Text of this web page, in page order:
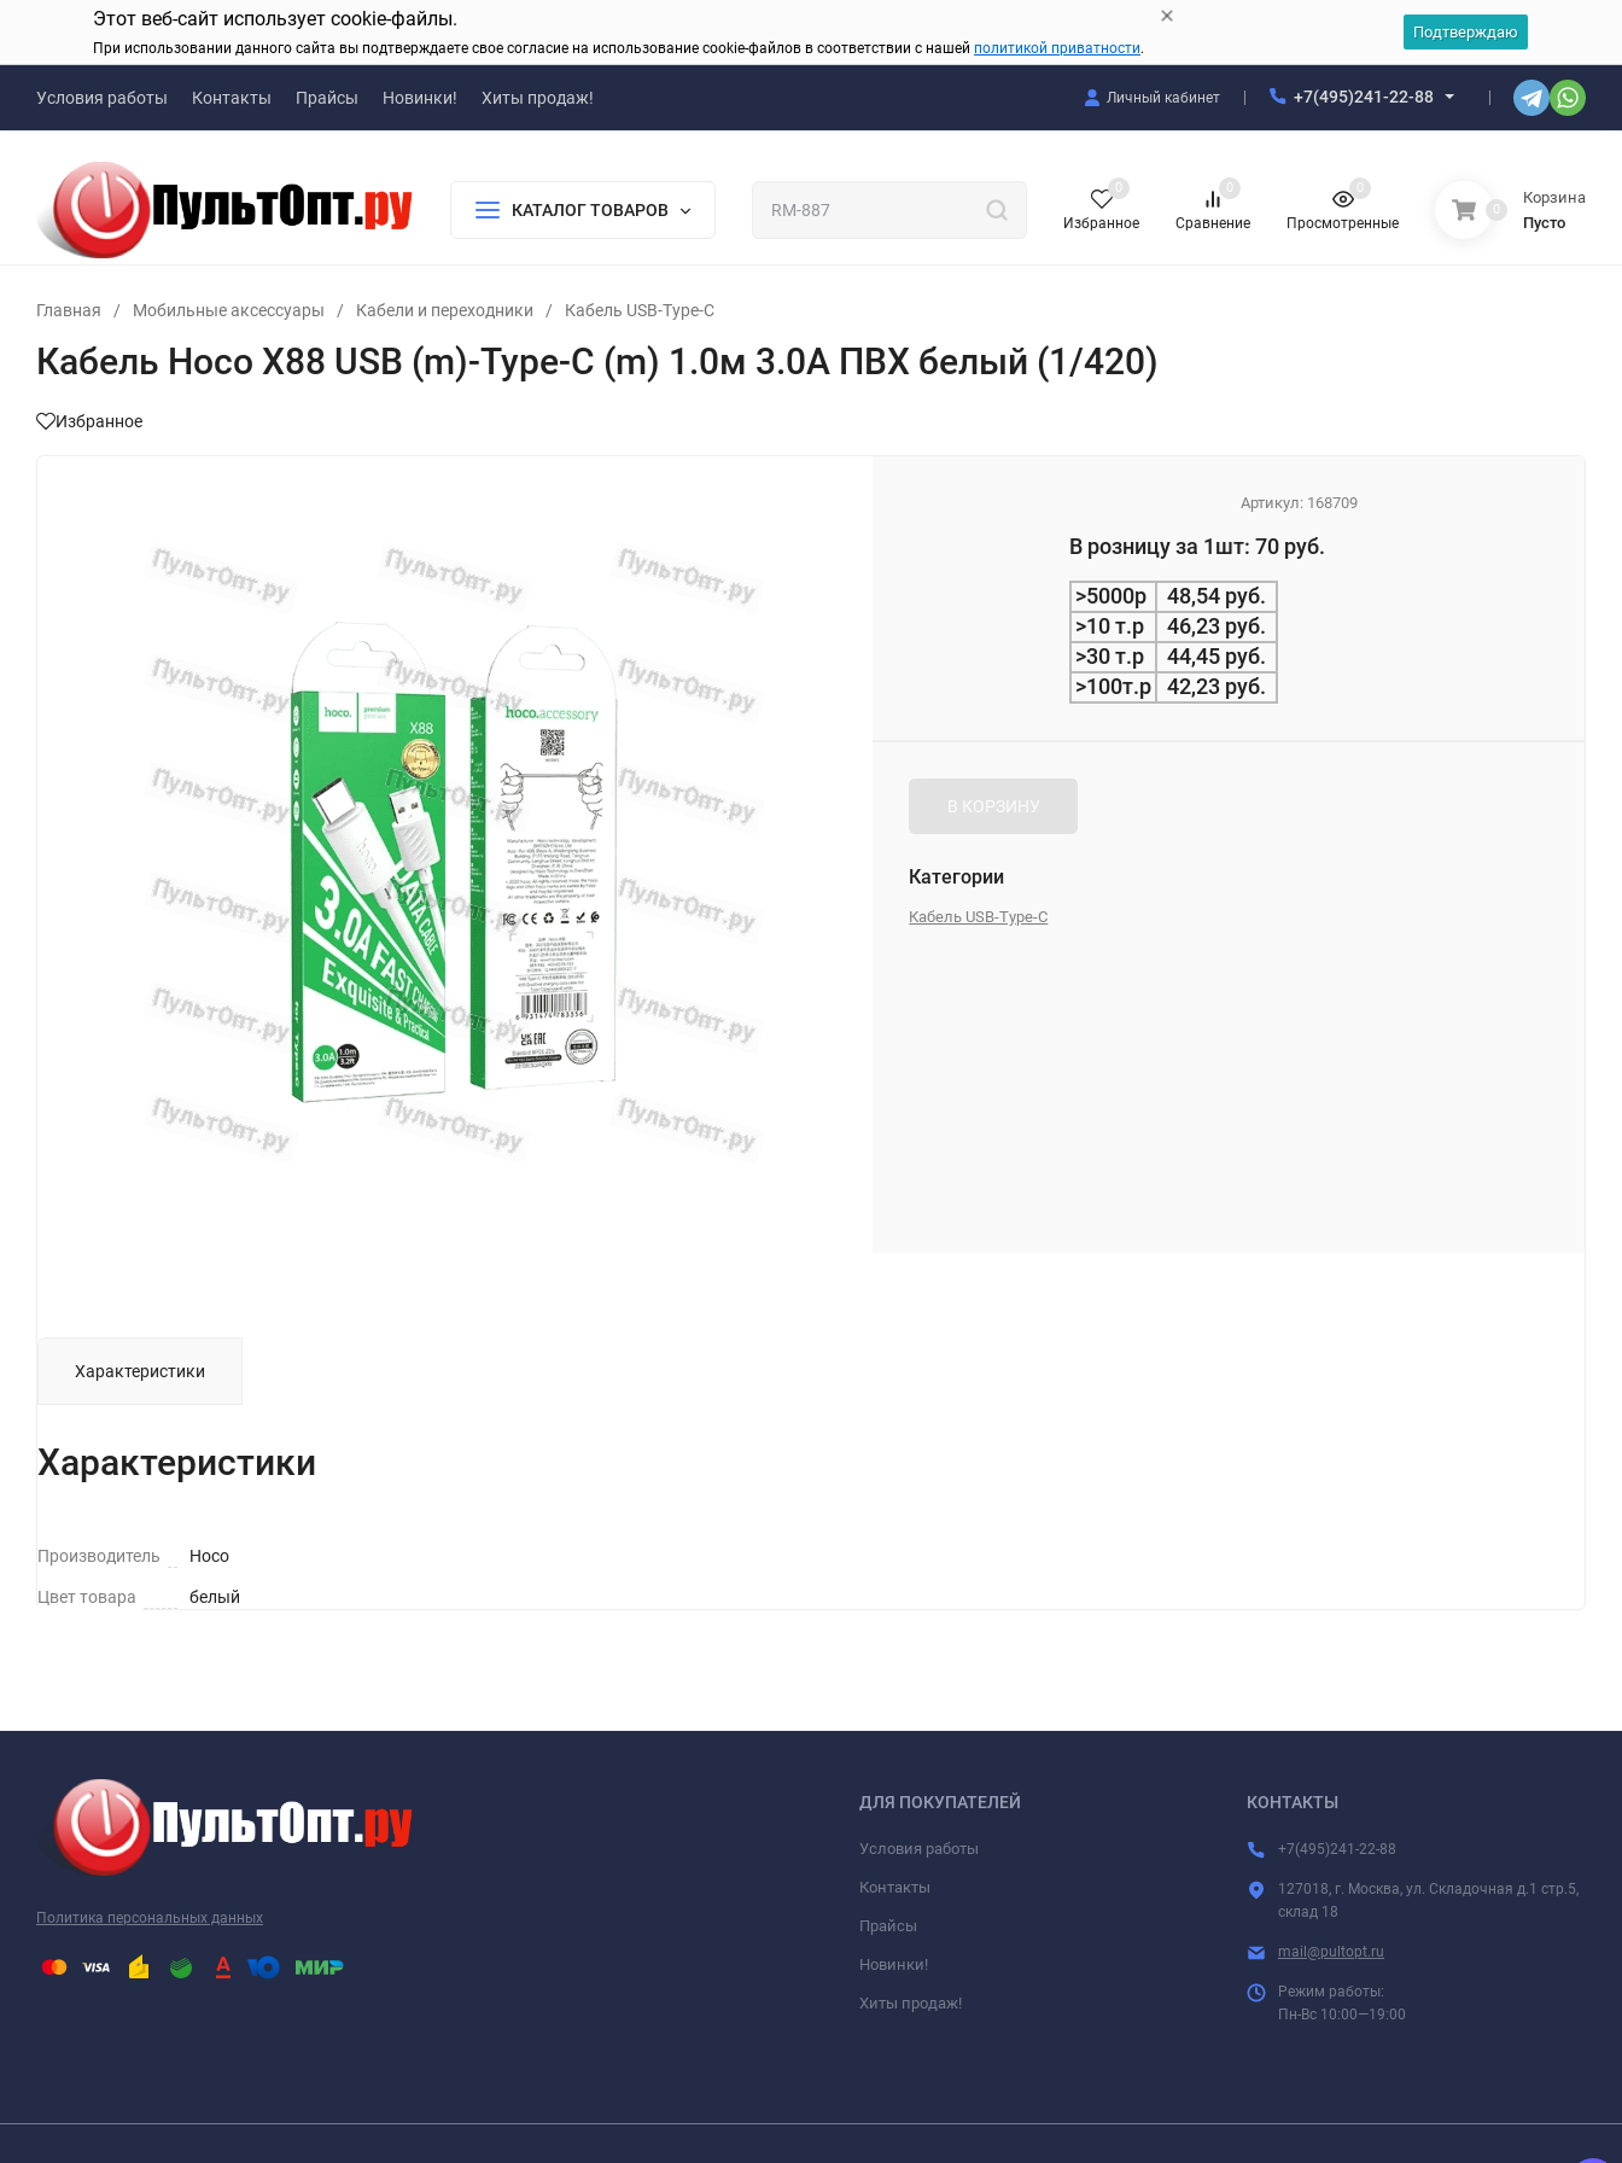
Этот веб-сайт использует cookie-файлы.
При использовании данного сайта вы подтверждаете свое согласие на использование cookie-файлов в соответствии с нашей политикой приватности.
Подтверждаю
Условия работы Контакты Прайсы Новинки! Хиты продаж! Личный кабинет +7(495)241-22-88
КАТАЛОГ ТОВАРОВ
Избранное
0
Сравнение
0
Просмотренные
0
0
Корзина
Пусто
Главная / Мобильные аксессуары / Кабели и переходники / Кабель USB-Type-C
Кабель Hoco X88 USB (m)-Type-C (m) 1.0м 3.0A ПВХ белый (1/420)
Избранное
Артикул: 168709
В розницу за 1шт: 70 руб.
>5000р
48,54 руб.
>10 т.р
46,23 руб.
>30 т.р
44,45 руб.
>100т.р
42,23 руб.
В КОРЗИНУ
Категории
Кабель USB-Type-C
Характеристики
Характеристики
Производитель Hoco
Цвет товара белый
Политика персональных данных
ДЛЯ ПОКУПАТЕЛЕЙ
Условия работы
Контакты
Прайсы
Новинки!
Хиты продаж!
КОНТАКТЫ
+7(495)241-22-88
127018, г. Москва, ул. Складочная д.1 стр.5,
склад 18
mail@pultopt.ru
Режим работы:
Пн-Вс 10:00—19:00